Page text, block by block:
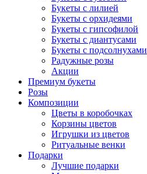
Букеты с лилией
Букеты с орхидеями
Букеты с гипсофилой
Букеты с диантусами
Букеты с подсолнухами
Радужные розы
Акции
Премиум букеты
Розы
Композиции
Цветы в коробочках
Корзины цветов
Игрушки из цветов
Ритуальные венки
Подарки
Лучшие подарки